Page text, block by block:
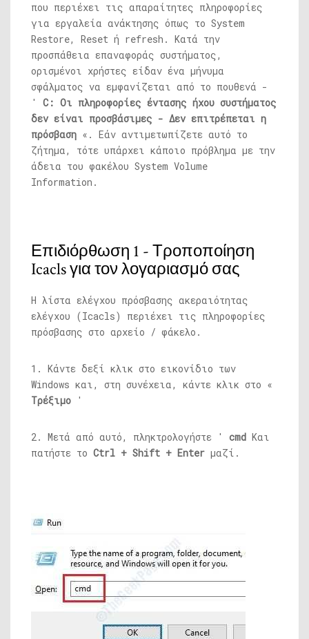
που περιέχει τις απαραίτητες πληροφορίες
για εργαλεία ανάκτησης όπως το System
Restore, Reset ή refresh. Κατά την
προσπάθεια επαναφοράς συστήματος,
ορισμένοι χρήστες είδαν ένα μήνυμα
σφάλματος να εμφανίζεται από το πουθενά -
' C: Οι πληροφορίες έντασης ήχου συστήματος
δεν είναι προσβάσιμες - Δεν επιτρέπεται η
πρόσβαση «. Εάν αντιμετωπίζετε αυτό το
ζήτημα, τότε υπάρχει κάποιο πρόβλημα με την
άδεια του φακέλου System Volume
Information.
Επιδιόρθωση 1 - Τροποποίηση
Icacls για τον λογαριασμό σας
Η λίστα ελέγχου πρόσβασης ακεραιότητας
ελέγχου (Icacls) περιέχει τις πληροφορίες
πρόσβασης στο αρχείο / φάκελο.
1. Κάντε δεξί κλικ στο εικονίδιο των
Windows και, στη συνέχεια, κάντε κλικ στο «
Τρέξιμο '
2. Μετά από αυτό, πληκτρολογήστε ' cmd Και
πατήστε το Ctrl + Shift + Enter μαζί.